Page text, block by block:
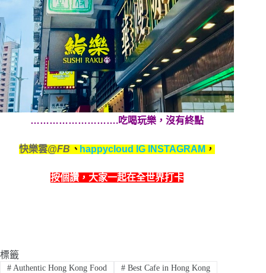
……………………….吃喝玩樂，沒有終點
快樂雲@FB 、 happycloud IG INSTAGRAM ，
按個讚， 大家一起在全世界打卡
標籤
#Authentic Hong Kong Food #Best Cafe in Hong Kong